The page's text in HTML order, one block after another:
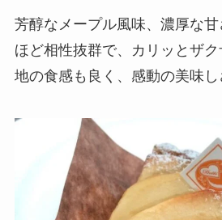
芳醇なメープル風味、濃厚な甘
ほど相性抜群で、カリッとザ
地の食感も良く、感動の美味し